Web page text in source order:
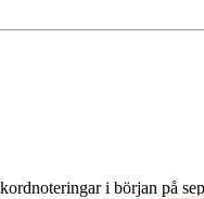
i början på